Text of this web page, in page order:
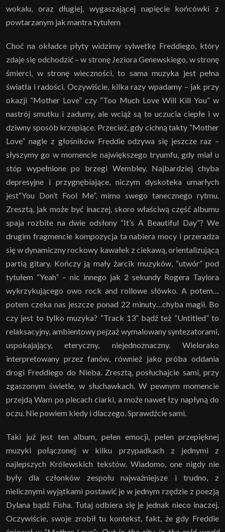
wokalu, oraz długiej, wygaszającej napięcie końcówki z
powtarzanym jak mantra tytułem
Choć na okładce płyty widzimy sylwetkę Freddiego, który
zdaje się odchodzić – w stronę Jeziora Genewskiego, w stronę
śmierci, w stronę wieczności, to sama muzyka jest pełna
światła i radości. Oczywiście, kilka razy wpadamy – jak przy
okazji “Mother Love” czy “Too Much Love Will Kill You” w
nastrój smutku i zadumy, ale wciąż są to uczucia ciepłe i w
dziwny sposób krzepiące. Przecież, gdy cichną takty “Mother
Love” nagle z głośników Freddie odzywa się jeszcze raz –
słyszymy go w momencie największego tryumfu, gdy miał u
stóp wypełnione po brzegi Wembley. Najbardziej chyba
depresyjne i przygnębiające, niczym dyskoteka umarłych
jest“You Don’t Fool Me”, mimo swego tanecznego rytmu.
Zresztą, jak może być inaczej, skoro właściwą część albumu
spaja rozbite na dwie odsłony “It’s A Beautiful Day”? We
drugim fragmencie kompozycja ta nabiera mocy i przeradza
się w dynamiczny rockowy kawałek z ciekawą, orientalizującą
partią gitary. Kończy ją mały żarcik muzyków, “utwór” pod
tytułem “Yeah” – nic innego jak 2 sekundy Rogera Taylora
wykrzykującego owo rock and rollowe słówko. A potem…
potem czeka nas jeszcze ponad 22 minuty…chyba magii. Bo
czy jest to tylko muzyka? “Track 13” bądź też “Untitled” to
relaksacyjny, ambientowy pejzaż wymalowany syntezatorami,
uspokajający, eteryczny, niejednoznaczny. Wielorako
interpretowany przez fanów, również jako próba oddania
drogi Freddiego do Nieba. Zresztą, posłuchajcie sami, przy
zgaszonym świetle, w słuchawkach. W pewnym momencie
przejdą Wam po plecach ciarki, a może nawet łzy napłyną do
oczu. Nie powiem kiedy i dlaczego. Sprawdźcie sami.
Taki już jest ten album, pełen emocji, pełen przepięknej
muzyki połączonej w kilku przypadkach z jednymi z
najlepszych Królewskich tekstów. Wiadomo, one nigdy nie
były dla członków zespołu najważniejsze i trudno, z
nielicznymi wyjątkami postawić je w jednym rzędzie z poezją
Dylana bądź Fisha. Tutaj odbiera się je jednak nieco inaczej.
Oczywiście, swoje zrobił tu kontekst, fakt, że gdy Freddie